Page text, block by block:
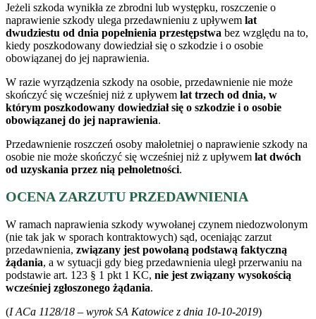
Jeżeli szkoda wynikła ze zbrodni lub występku, roszczenie o
naprawienie szkody ulega przedawnieniu z upływem lat
dwudziestu od dnia popełnienia przestępstwa bez względu na to,
kiedy poszkodowany dowiedział się o szkodzie i o osobie
obowiązanej do jej naprawienia.
W razie wyrządzenia szkody na osobie, przedawnienie nie może
skończyć się wcześniej niż z upływem lat trzech od dnia, w
którym poszkodowany dowiedział się o szkodzie i o osobie
obowiązanej do jej naprawienia.
Przedawnienie roszczeń osoby małoletniej o naprawienie szkody na
osobie nie może skończyć się wcześniej niż z upływem lat dwóch
od uzyskania przez nią pełnoletności.
OCENA ZARZUTU PRZEDAWNIENIA
W ramach naprawienia szkody wywołanej czynem niedozwolonym
(nie tak jak w sporach kontraktowych) sąd, oceniając zarzut
przedawnienia, związany jest powołaną podstawą faktyczną
żądania, a w sytuacji gdy bieg przedawnienia uległ przerwaniu na
podstawie art. 123 § 1 pkt 1 KC, nie jest związany wysokością
wcześniej zgłoszonego żądania.
(I ACa 1128/18 – wyrok SA Katowice z dnia 10-10-2019)